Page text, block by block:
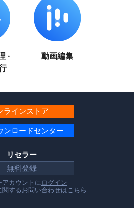
·
動画編集
ラインストア
ンロードセンター
リセラー
無料登録
アカウントに ログイン
するお問い合わせは こちら